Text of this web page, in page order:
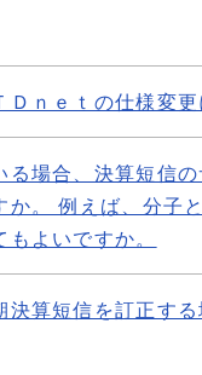
Ｄｎｅｔの仕様変更
る場合、決算短信
か。 例えば、分子
よいですか。
決算短信を訂正す